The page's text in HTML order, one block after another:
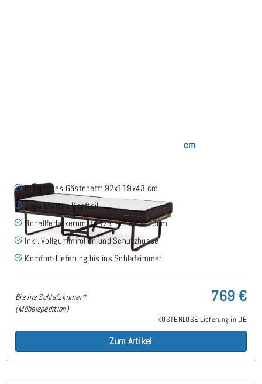
Roomstar Klappbett 90x200 cm
klappbares Gästebett: 92x119x43 cm
gepolstertes Kopfteil
Bonellfederkernmatratze, Höhe ca. 10cm
Inkl. Vollgummirollen und Schutzhusse
Komfort-Lieferung bis ins Schlafzimmer
Bis ins Schlafzimmer*
(Möbelspedition)
769 €
KOSTENLOSE Lieferung in DE
Zum Artikel